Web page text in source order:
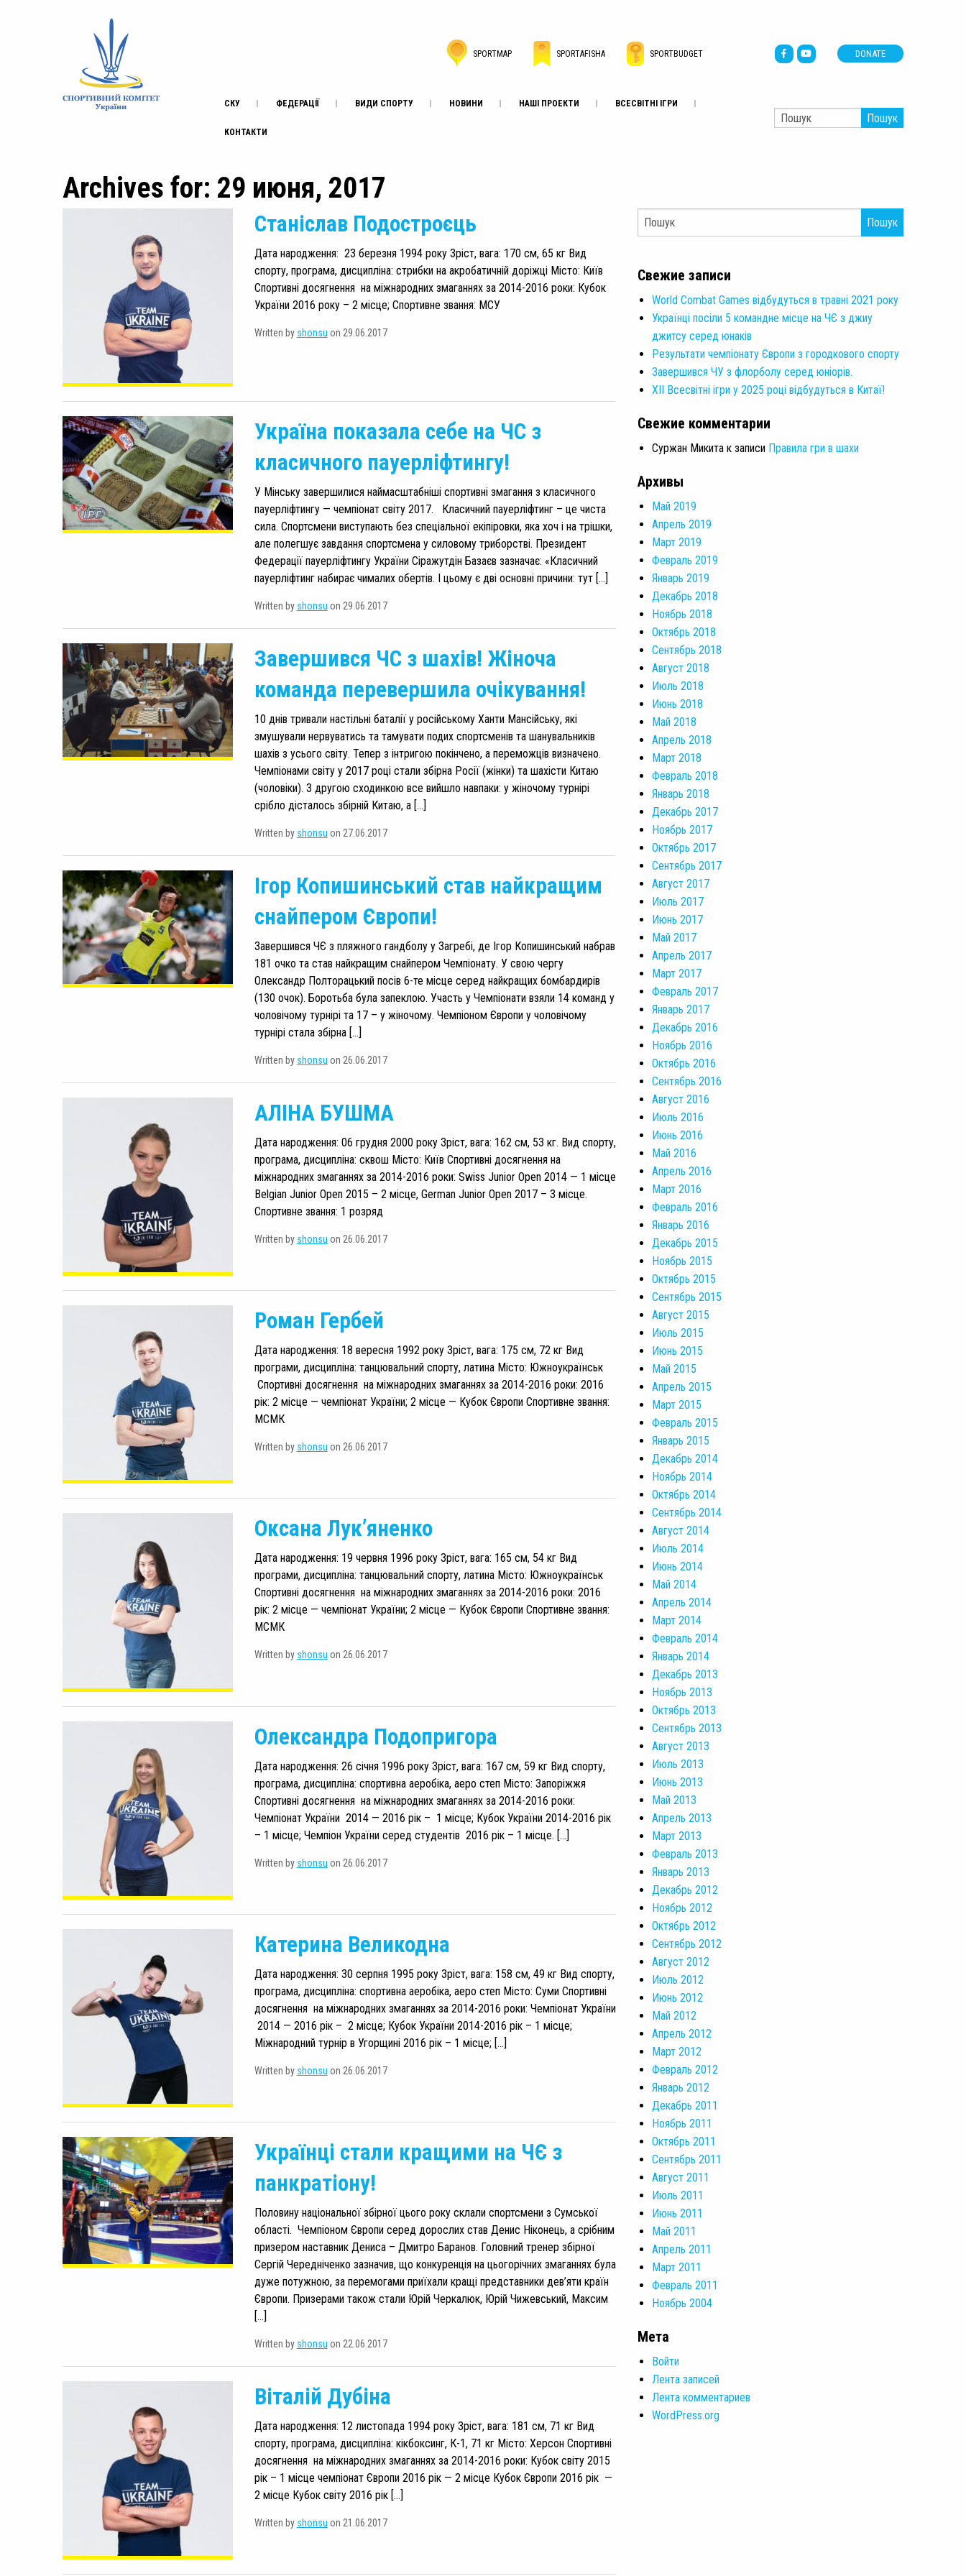
SPORTMAP SPORTAFISHA SPORTBUDGET DONATE
СКУ ФЕДЕРАЦІЇ ВИДИ СПОРТУ НОВИНИ НАШІ ПРОЕКТИ ВСЕСВІТНІ ІГРИ
КОНТАКТИ
Пошук
Archives for: 29 июня, 2017
Станіслав Подостроєць
Дата народження: 23 березня 1994 року Зріст, вага: 170 см, 65 кг Вид
спорту, програма, дисципліна: стрибки на акробатичній доріжці Місто: Київ
Спортивні досягнення на міжнародних змаганнях за 2014-2016 роки: Кубок
України 2016 року – 2 місце; Спортивне звання: МСУ
Written by shonsu on 29.06.2017
Україна показала себе на ЧС з
класичного пауерліфтингу!
У Мінську завершилися наймасштабніші спортивні змагання з класичного
пауерліфтингу — чемпіонат світу 2017. Класичний пауерліфтинг – це чиста
сила. Спортсмени виступають без спеціальної екіпіровки, яка хоч і на трішки,
але полегшує завдання спортсмена у силовому триборстві. Президент
Федерації пауерліфтингу України Сіражутдін Базаєв зазначає: «Класичний
пауерліфтинг набирає чималих обертів. І цьому є дві основні причини: тут […]
Written by shonsu on 29.06.2017
Завершився ЧС з шахів! Жіноча
команда перевершила очікування!
10 днів тривали настільні баталії у російському Ханти Мансійську, які
змушували нервуватись та тамувати подих спортсменів та шанувальників
шахів з усього світу. Тепер з інтригою покінчено, а переможців визначено.
Чемпіонами світу у 2017 році стали збірна Росії (жінки) та шахісти Китаю
(чоловіки). З другою сходинкою все вийшло навпаки: у жіночому турнірі
срібло дісталось збірній Китаю, а […]
Written by shonsu on 27.06.2017
Ігор Копишинський став найкращим
снайпером Європи!
Завершився ЧЄ з пляжного гандболу у Загребі, де Ігор Копишинський набрав
181 очко та став найкращим снайпером Чемпіонату. У свою чергу
Олександр Полторацький посів 6-те місце серед найкращих бомбардирів
(130 очок). Боротьба була запеклою. Участь у Чемпіонати взяли 14 команд у
чоловічому турнірі та 17 – у жіночому. Чемпіоном Європи у чоловічому
турнірі стала збірна […]
Written by shonsu on 26.06.2017
АЛІНА БУШМА
Дата народження: 06 грудня 2000 року Зріст, вага: 162 см, 53 кг. Вид спорту,
програма, дисципліна: сквош Місто: Київ Спортивні досягнення на
міжнародних змаганнях за 2014-2016 роки: Swiss Junior Open 2014 — 1 місце
Belgian Junior Open 2015 – 2 місце, German Junior Open 2017 – 3 місце.
Спортивне звання: 1 розряд
Written by shonsu on 26.06.2017
Роман Гербей
Дата народження: 18 вересня 1992 року Зріст, вага: 175 см, 72 кг Вид
програми, дисципліна: танцювальний спорту, латина Місто: Южноукраїнськ
Спортивні досягнення на міжнародних змаганнях за 2014-2016 роки: 2016
рік: 2 місце — чемпіонат України; 2 місце — Кубок Європи Спортивне звання:
МСМК
Written by shonsu on 26.06.2017
Оксана Лук’яненко
Дата народження: 19 червня 1996 року Зріст, вага: 165 см, 54 кг Вид
програми, дисципліна: танцювальний спорту, латина Місто: Южноукраїнськ
Спортивні досягнення на міжнародних змаганнях за 2014-2016 роки: 2016
рік: 2 місце — чемпіонат України; 2 місце — Кубок Європи Спортивне звання:
МСМК
Written by shonsu on 26.06.2017
Олександра Подопригора
Дата народження: 26 січня 1996 року Зріст, вага: 167 см, 59 кг Вид спорту,
програма, дисципліна: спортивна аеробіка, аеро степ Місто: Запоріжжя
Спортивні досягнення на міжнародних змаганнях за 2014-2016 роки:
Чемпіонат України 2014 — 2016 рік – 1 місце; Кубок України 2014-2016 рік
– 1 місце; Чемпіон України серед студентів 2016 рік – 1 місце. […]
Written by shonsu on 26.06.2017
Катерина Великодна
Дата народження: 30 серпня 1995 року Зріст, вага: 158 см, 49 кг Вид спорту,
програма, дисципліна: спортивна аеробіка, аеро степ Місто: Суми Спортивні
досягнення на міжнародних змаганнях за 2014-2016 роки: Чемпіонат України
2014 — 2016 рік – 2 місце; Кубок України 2014-2016 рік – 1 місце;
Міжнародний турнір в Угорщині 2016 рік – 1 місце; […]
Written by shonsu on 26.06.2017
Українці стали кращими на ЧЄ з
панкратіону!
Половину національної збірної цього року склали спортсмени з Сумської
області. Чемпіоном Європи серед дорослих став Денис Ніконець, а срібним
призером наставник Дениса – Дмитро Баранов. Головний тренер збірної
Сергій Чередніченко зазначив, що конкуренція на цьогорічних змаганнях була
дуже потужною, за перемогами приїхали кращі представники дев’яти країн
Європи. Призерами також стали Юрій Черкалюк, Юрій Чижевський, Максим
[…]
Written by shonsu on 22.06.2017
Віталій Дубіна
Дата народження: 12 листопада 1994 року Зріст, вага: 181 см, 71 кг Вид
спорту, програма, дисципліна: кікбоксинг, К-1, 71 кг Місто: Херсон Спортивні
досягнення на міжнародних змаганнях за 2014-2016 роки: Кубок світу 2015
рік – 1 місце чемпіонат Європи 2016 рік — 2 місце Кубок Європи 2016 рік —
2 місце Кубок світу 2016 рік […]
Written by shonsu on 21.06.2017
Пошук
Свежие записи
World Combat Games відбудуться в травні 2021 року
Українці посіли 5 командне місце на ЧЄ з джиу
джитсу серед юнаків
Результати чемпіонату Європи з городкового спорту
Завершився ЧУ з флорболу серед юніорів.
XII Всесвітні ігри у 2025 році відбудуться в Китаї!
Свежие комментарии
Суржан Микита к записи Правила гри в шахи
Архивы
Май 2019
Апрель 2019
Март 2019
Февраль 2019
Январь 2019
Декабрь 2018
Ноябрь 2018
Октябрь 2018
Сентябрь 2018
Август 2018
Июль 2018
Июнь 2018
Май 2018
Апрель 2018
Март 2018
Февраль 2018
Январь 2018
Декабрь 2017
Ноябрь 2017
Октябрь 2017
Сентябрь 2017
Август 2017
Июль 2017
Июнь 2017
Май 2017
Апрель 2017
Март 2017
Февраль 2017
Январь 2017
Декабрь 2016
Ноябрь 2016
Октябрь 2016
Сентябрь 2016
Август 2016
Июль 2016
Июнь 2016
Май 2016
Апрель 2016
Март 2016
Февраль 2016
Январь 2016
Декабрь 2015
Ноябрь 2015
Октябрь 2015
Сентябрь 2015
Август 2015
Июль 2015
Июнь 2015
Май 2015
Апрель 2015
Март 2015
Февраль 2015
Январь 2015
Декабрь 2014
Ноябрь 2014
Октябрь 2014
Сентябрь 2014
Август 2014
Июль 2014
Июнь 2014
Май 2014
Апрель 2014
Март 2014
Февраль 2014
Январь 2014
Декабрь 2013
Ноябрь 2013
Октябрь 2013
Сентябрь 2013
Август 2013
Июль 2013
Июнь 2013
Май 2013
Апрель 2013
Март 2013
Февраль 2013
Январь 2013
Декабрь 2012
Ноябрь 2012
Октябрь 2012
Сентябрь 2012
Август 2012
Июль 2012
Июнь 2012
Май 2012
Апрель 2012
Март 2012
Февраль 2012
Январь 2012
Декабрь 2011
Ноябрь 2011
Октябрь 2011
Сентябрь 2011
Август 2011
Июль 2011
Июнь 2011
Май 2011
Апрель 2011
Март 2011
Февраль 2011
Ноябрь 2004
Мета
Войти
Лента записей
Лента комментариев
WordPress.org